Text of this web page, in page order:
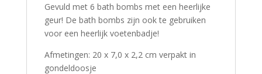
Gevuld met 6 bath bombs met een heerlijke
geur! De bath bombs zijn ook te gebruiken
voor een heerlijk voetenbadje!
Afmetingen: 20 x 7,0 x 2,2 cm verpakt in
gondeldoosje